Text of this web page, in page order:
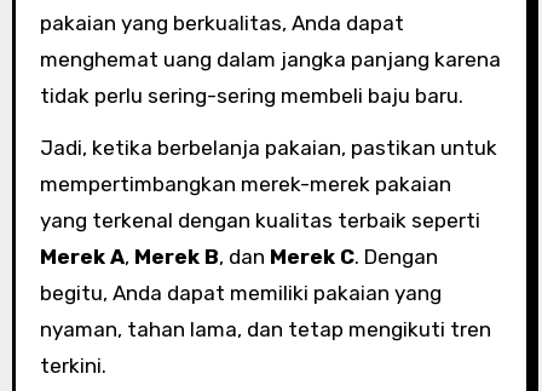
pakaian yang berkualitas, Anda dapat
menghemat uang dalam jangka panjang karena
tidak perlu sering-sering membeli baju baru.
Jadi, ketika berbelanja pakaian, pastikan untuk
mempertimbangkan merek-merek pakaian
yang terkenal dengan kualitas terbaik seperti
Merek A, Merek B, dan Merek C. Dengan
begitu, Anda dapat memiliki pakaian yang
nyaman, tahan lama, dan tetap mengikuti tren
terkini.